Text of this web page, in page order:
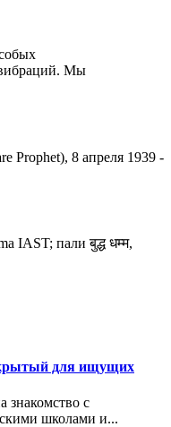
Мы
Prophet), 8 апреля 1939 -
IAST; пали बुद्ध धम्म,
для ищущих
знакомство с
школами и...